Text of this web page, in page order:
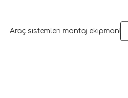
Araç sistemleri montaj ekipmanları